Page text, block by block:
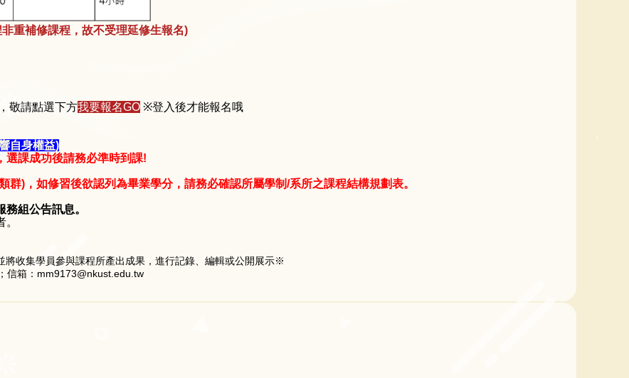
重補修課程，故不受理延修生報名)
敬請點選下方我要報名GO ※登入後才能報名哦
自身權益)
選課成功後請務必準時到課!
)，如修習後欲認列為畢業學分，請務必確認所屬學制/系所之課程結構規劃表。
組公告訊息。
收集學員參與課程所產出成果，進行記錄、編輯或公開展示※
信箱：mm9173@nkust.edu.tw